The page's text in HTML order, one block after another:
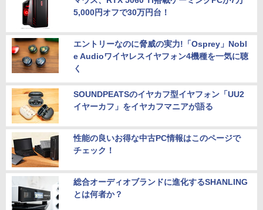
5,000円オフで30万円台！
エントリーなのに脅威の実力!「Osprey」Nobl
e Audioワイヤレスイヤフォン4機種を一気に聴
く
SOUNDPEATSのイヤカフ型イヤフォン「UU2
イヤーカフ」をイヤカフマニアが語る
性能の良いお得な中古PC情報はこのページで
チェック！
総合オーディオブランドに進化するSHANLING
とは何者か？